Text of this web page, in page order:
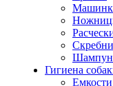
Гигиена
Емкости